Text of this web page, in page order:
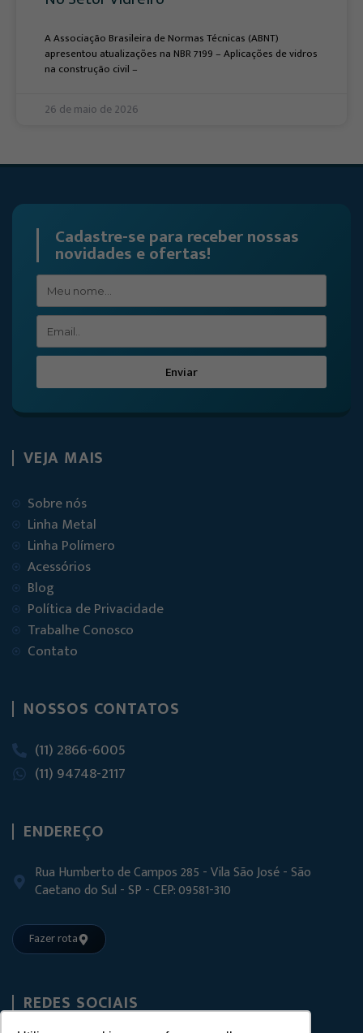
A Associação Brasileira de Normas Técnicas (ABNT)
apresentou atualizações na NBR 7199 – Aplicações de vidros
na construção civil –
26 de maio de 2026
Cadastre-se para receber nossas
novidades e ofertas!
Enviar
VEJA MAIS
Sobre nós
Linha Metal
Linha Polímero
Acessórios
Blog
Política de Privacidade
Trabalhe Conosco
Contato
NOSSOS CONTATOS
(11) 2866-6005
(11) 94748-2117
ENDEREÇO
Rua Humberto de Campos 285 - Vila São José - São
Caetano do Sul - SP - CEP: 09581-310
Fazer rota
REDES SOCIAIS